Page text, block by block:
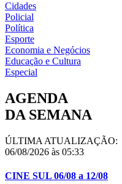
Cidades
Policial
Política
Esporte
Economia e Negócios
Educação e Cultura
Especial
AGENDA
DA SEMANA
ÚLTIMA ATUALIZAÇÃO:
06/08/2026 às 05:33
CINE SUL 06/08 a 12/08